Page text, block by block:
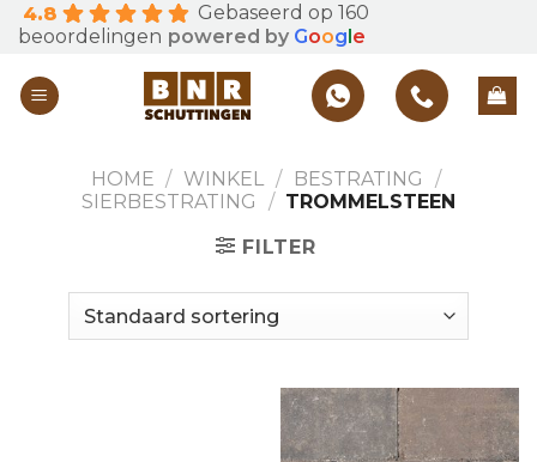
Skip
to
content
4.8
Gebaseerd op 160
beoordelingen powered by Goog e
HOME / WINKEL / BESTRATING
/
SIERBESTRATING
/ TROMMELSTEEN
FILTER